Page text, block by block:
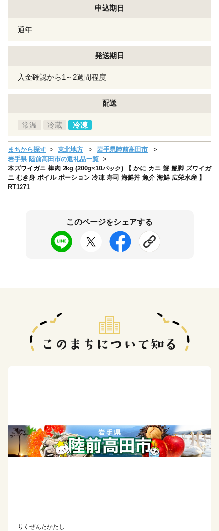
申込期日
通年
発送期日
入金確認から1～2週間程度
配送
常温 冷蔵 冷凍
まちから探す 東北地方
岩手県陸前高田市
岩手県 陸前高田市の返礼品一覧
本ズワイガニ 棒肉 2kg (200g×10パック) 【 かに カニ 蟹 蟹脚 ズワイガ
ニ むき身 ボイル ポーション 冷凍 寿司 海鮮丼 魚介 海鮮 広栄水産 】
RT1271
このページをシェアする
りくぜんたかたし